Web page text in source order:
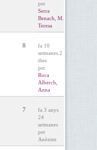
per
Serra
Benach, M.
Teresa
8
fa 10
setmanes 2
dies
per
Roca
Alberch,
Anna
7
fa 3 anys
24
setmanes
per
Anònim